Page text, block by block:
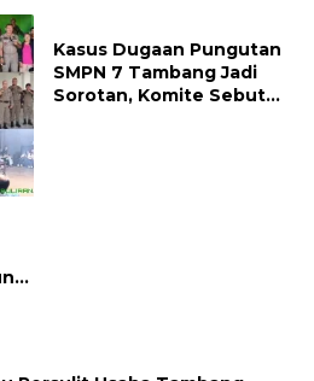
Kasus Dugaan Pungutan
SMPN 7 Tambang Jadi
Sorotan, Komite Sebut